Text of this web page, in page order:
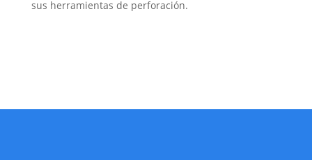
sus herramientas de perforación.